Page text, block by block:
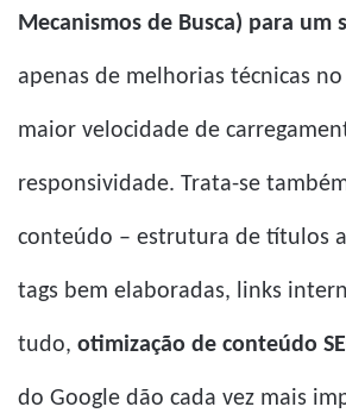
Mecanismos de Busca) para um
apenas de melhorias técnicas
maior velocidade de
responsividade. Trata-se
conteúdo – estrutura de títulos
tags bem elaboradas, links
tudo, otimização de conteúdo
do Google dão cada vez mais